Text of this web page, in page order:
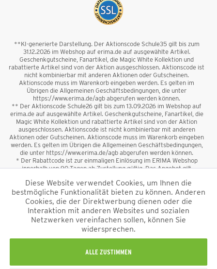
**KI-generierte Darstellung. Der Aktionscode Schule35 gilt bis zum
31.12.2026 im Webshop auf erima.de auf ausgewählte Artikel.
Geschenkgutscheine, Fanartikel, die Magic White Kollektion und
rabattierte Artikel sind von der Aktion ausgeschlossen. Aktionscode ist
nicht kombinierbar mit anderen Aktionen oder Gutscheinen.
Aktionscode muss im Warenkorb eingeben werden. Es gelten im
Übrigen die Allgemeinen Geschäftsbedingungen, die unter
https://www.erima.de/agb abgerufen werden können.
** Der Aktionscode Schule26 gilt bis zum 13.09.2026 im Webshop auf
erima.de auf ausgewählte Artikel. Geschenkgutscheine, Fanartikel, die
Magic White Kollektion und rabattierte Artikel sind von der Aktion
ausgeschlossen. Aktionscode ist nicht kombinierbar mit anderen
Aktionen oder Gutscheinen. Aktionscode muss im Warenkorb eingeben
werden. Es gelten im Übrigen die Allgemeinen Geschäftsbedingungen,
die unter https://www.erima.de/agb abgerufen werden können.
* Der Rabattcode ist zur einmaligen Einlösung im ERIMA Webshop
innerhalb von 90 Tagen ab Zustellung gültig. Das Angebot gilt
sowie Geschenkgutscheine sind vom Rabatt ausgeschlossen. Der
Rabattcode ist nicht mit anderen Aktionen oder Gutscheinen
kombinierbar. Der Mindestbestellwert beträgt 50 €
*Alle Preise verstehen sich inkl. Mehrwertsteuer und zzgl.
und ggf. Nachnahmegebühren, wenn nicht anders
beschrieben.
Diese Website verwendet Cookies, um Ihnen die
bestmögliche Funktionalität bieten zu können. Anderen
Cookies, die der Direktwerbung dienen oder die
Interaktion mit anderen Websites und sozialen
Netzwerken vereinfachen sollen, können Sie
widersprechen.